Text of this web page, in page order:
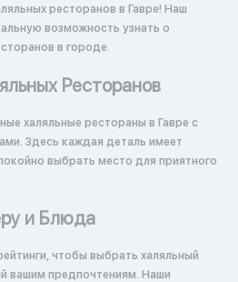
ресторанов в Гавре! Наш
возможность узнать о
в городе.
Ресторанов
халяльные рестораны в Гавре с
Здесь каждая деталь имеет
выбрать место для приятного
и Блюда
чтобы выбрать халяльный
вашим предпочтениям. Наши